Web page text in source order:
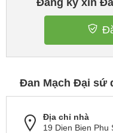
Đăng ký xin
Đan Mạch Đại sứ
Địa chỉ nhà
19 Dien Bien Phu